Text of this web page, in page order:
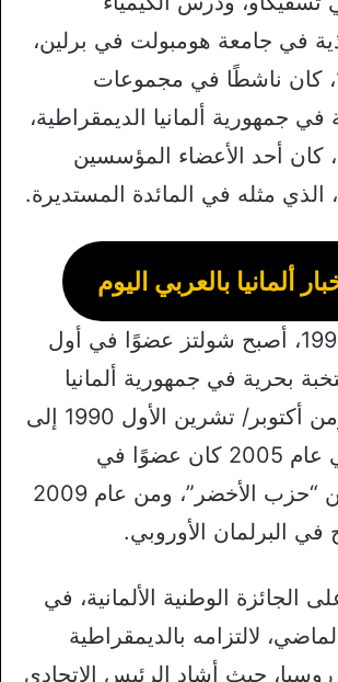
في جامعة هومبولت في برلين،
ومنذ عام 1968، كان ناشطًا في مجموعات
جمهورية ألمانيا الديمقراطية،
وفي عام 1989، كان أحد الأعضاء المؤسسين
الذي مثله في المائدة المستديرة.
ألمانيا بالعربي اليوم
بينما في عام 1990، أصبح شولتز عضوًا في أول
بحرية في جمهورية ألمانيا
الديمقراطية، ومن أكتوبر/ تشرين الأول 1990 إلى
نفس الشهر في عام 2005 كان عضوًا في
“البوندستاغ” عن “حزب الأخضر”، ومن عام 2009
الجائزة الوطنية الألمانية، في
لالتزامه بالديمقراطية
حيث أشاد الرئيس الاتحادي